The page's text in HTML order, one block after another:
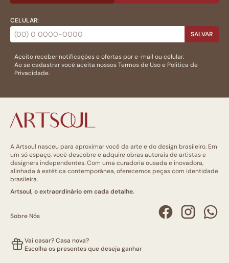
CELULAR:
SALVAR
Aceito receber notificações e ofertas por e-mail ou celular.
Ao se cadastrar você aceita nossosTermos de Usoe Politica de
Privacidade.
A Artsoul nasceu para aproximar você da arte e do design brasileiro. Em
um só espaço, você descobre e adquire obras autorais de artistas e
designers independentes. Com uma curadoria ousada e inovadora,
alinhada à estética contemporânea, oferecemos peças com identidade
brasileira.
Artsoul, o extraordinário em cada detalhe.
Sobre Nós
Vai casar? Casa nova?
Escolha os presentes que deseja ganhar